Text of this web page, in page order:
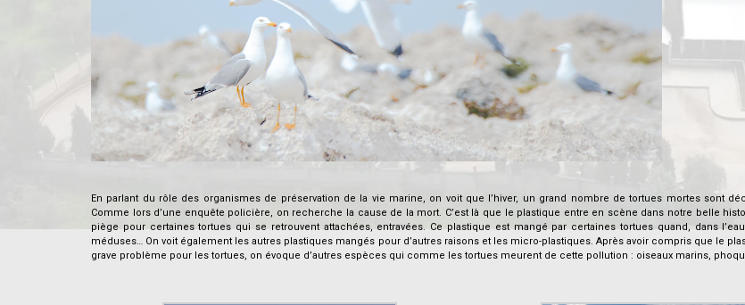
En parlant du rôle des organismes de préservation de la vie marine, on voit que l’hiver, un grand nombre de tortues mortes sont
Comme lors d’une enquête policière, on recherche la cause de la mort. C’est là que le plastique entre en scène dans notre belle
piège pour certaines tortues qui se retrouvent attachées, entravées. Ce plastique est mangé par certaines tortues quand, dans
méduses… On voit également les autres plastiques mangés pour d’autres raisons et les micro-plastiques. Après avoir compris que le
grave problème pour les tortues, on évoque d’autres espèces qui comme les tortues meurent de cette pollution : oiseaux marins,